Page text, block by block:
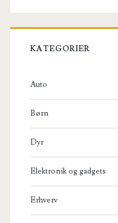
KATEGORIER
Auto
Børn
Dyr
Elektronik og gadgets
Erhverv